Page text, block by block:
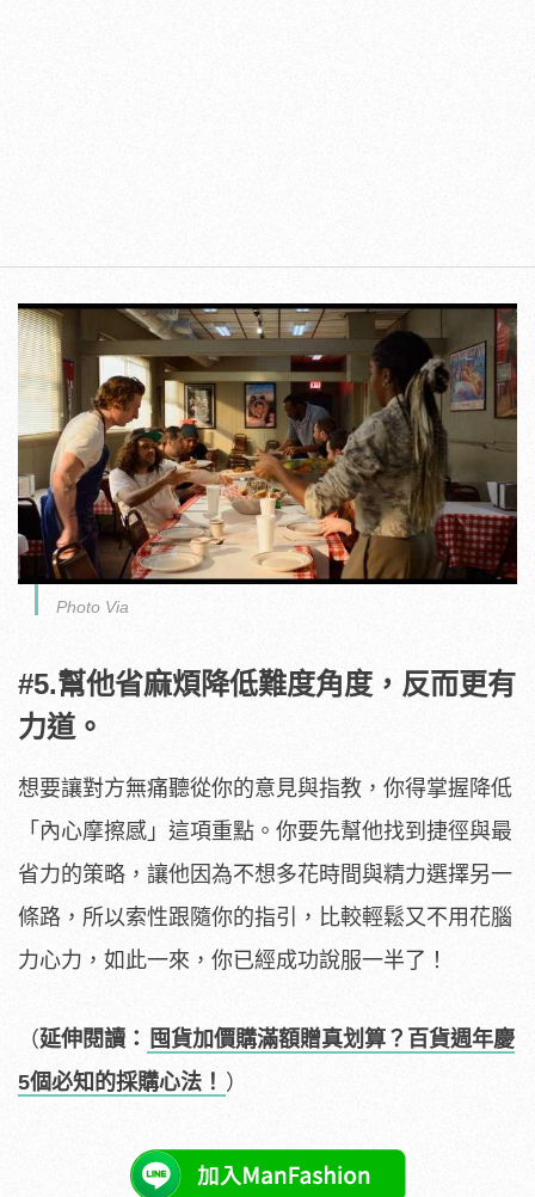
Photo Via
#5.幫他省麻煩降低難度角度，反而更有
力道。
想要讓對方無痛聽從你的意見與指教，你得掌握降低
「內心摩擦感」這項重點。你要先幫他找到捷徑與最
省力的策略，讓他因為不想多花時間與精力選擇另一
條路，所以索性跟隨你的指引，比較輕鬆又不用花腦
力心力，如此一來，你已經成功說服一半了！
（延伸閱讀：
囤貨加價購滿額贈真划算？百貨週年慶
5個必知的採購心法！ ）